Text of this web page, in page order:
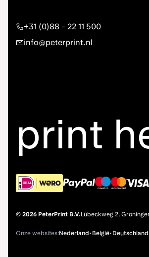
+31 (0)88 - 22 11 500
info@peterprint.nl
print
© 2026 PeterPrint B.V.Lübeckweg 2,
Onze websites:Nederland• België• Deutschland